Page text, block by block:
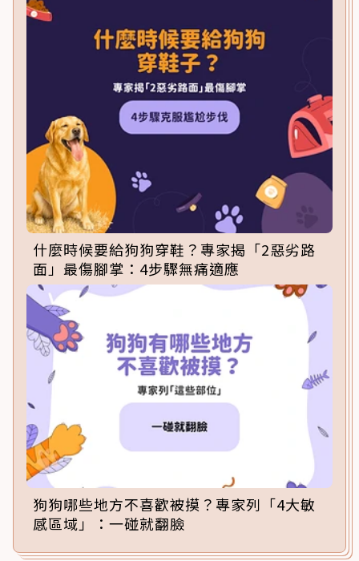
什麼時候要給狗狗穿鞋？專家揭「2惡劣路
面」最傷腳掌：4步驟無痛適應
狗狗哪些地方不喜歡被摸？專家列「4大敏
感區域」：一碰就翻臉